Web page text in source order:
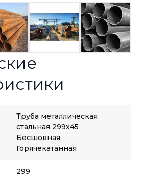
Труба металлическая
стальная 299x45
Бесшовная,
Горячекатанная
299